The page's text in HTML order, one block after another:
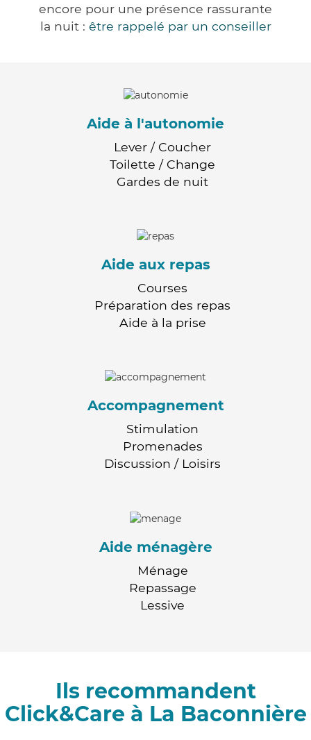
encore pour une présence rassurante
la nuit : être rappelé par un conseiller
Aide à l'autonomie
Lever / Coucher
Toilette / Change
Gardes de nuit
Aide aux repas
Courses
Préparation des repas
Aide à la prise
Accompagnement
Stimulation
Promenades
Discussion / Loisirs
Aide ménagère
Ménage
Repassage
Lessive
Ils recommandent
Click&Care à La Baconnière